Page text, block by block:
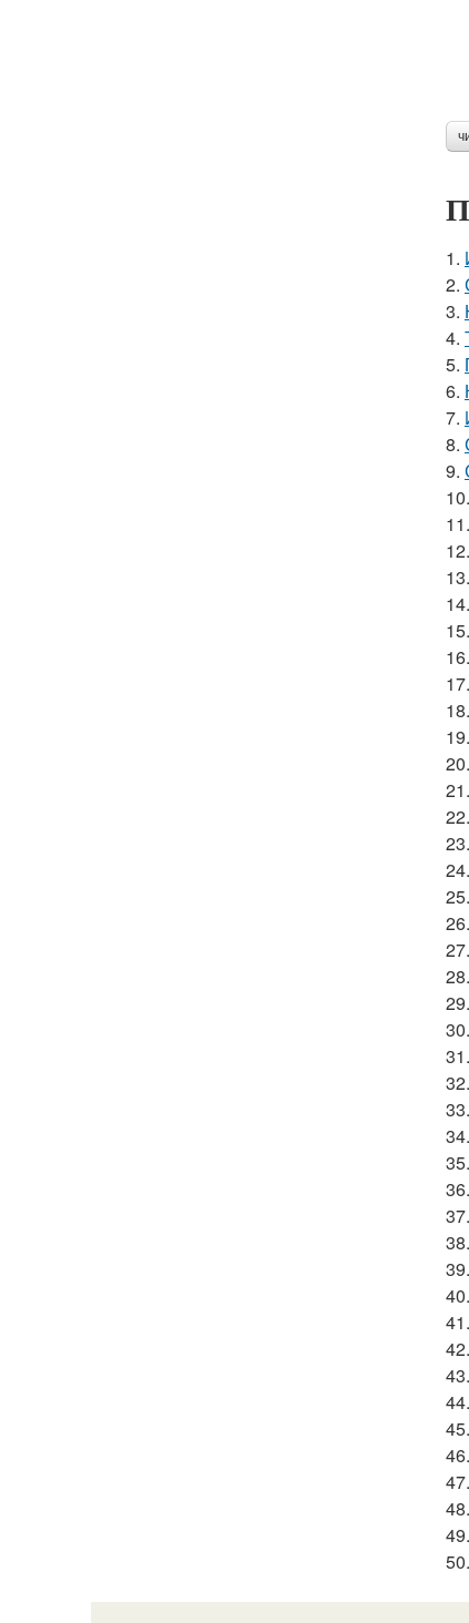
1.
2.
3.
4.
5.
6.
7.
8.
9.
10.
11.
12.
13.
14.
15.
16.
17.
18.
19.
20.
21.
22.
23.
24.
25.
26.
27.
28.
29.
30.
31.
32.
33.
34.
35.
36.
37.
38.
39.
40.
41.
42.
43.
44.
45.
46.
47.
48.
49.
50.